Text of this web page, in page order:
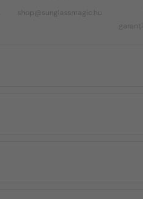
shop@sunglassmagic.hu